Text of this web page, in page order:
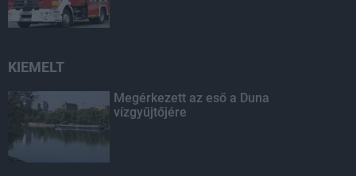
KIEMELT
Megérkezett az eső a Duna
vízgyűjtőjére